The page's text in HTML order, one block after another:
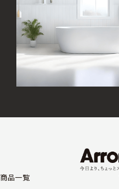
商品一覧